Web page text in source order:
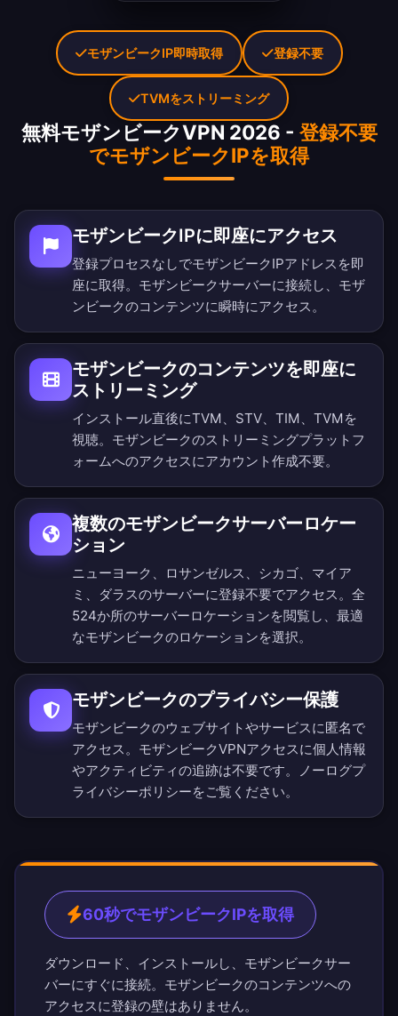
無料モザンビークVPN 2026 - 登録不要
でモザンビークIPを取得
モザンビークIPに即座にアクセス
登録プロセスなしでモザンビークIPアドレスを即
座に取得。モザンビークサーバーに接続し、モザ
ンビークのコンテンツに瞬時にアクセス。
モザンビークのコンテンツを即座に
ストリーミング
インストール直後にTVM、STV、TIM、TVMを
視聴。モザンビークのストリーミングプラットフ
ォームへのアクセスにアカウント作成不要。
複数のモザンビークサーバーロケー
ション
ニューヨーク、ロサンゼルス、シカゴ、マイア
ミ、ダラスのサーバーに登録不要でアクセス。 全
524か所のサーバーロケーションを閲覧し、最適
なモザンビークのロケーションを選択。
モザンビークのプライバシー保護
モザンビークのウェブサイトやサービスに匿名で
アクセス。モザンビークVPNアクセスに個人情報
やアクティビティの追跡は不要です。
ノーログプ
ライバシーポリシーをご覧ください。
60秒でモザンビークIPを取得
ダウンロード、インストールし、モザンビークサー
バーにすぐに接続。モザンビークのコンテンツへの
アクセスに登録の壁はありません。
モザンビークIP即時取得 登録不要
TVMをストリーミング